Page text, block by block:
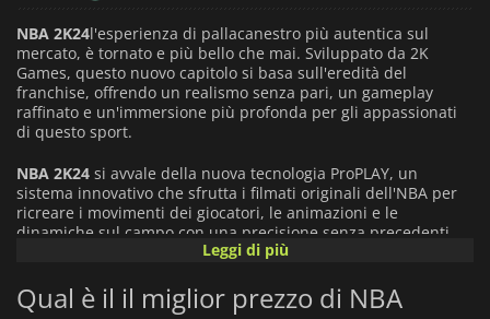
5.00€
NBA 2K24l'esperienza di pallacanestro più autentica sul
mercato, è tornato e più bello che mai. Sviluppato da 2K
Games, questo nuovo capitolo si basa sull'eredità del
franchise, offrendo un realismo senza pari, un gameplay
raffinato e un'immersione più profonda per gli appassionati
di questo sport.
NBA 2K24 si avvale della nuova tecnologia ProPLAY, un
sistema innovativo che sfrutta i filmati originali dell'NBA per
ricreare i movimenti dei giocatori, le animazioni e le
dinamiche sul campo con una precisione senza precedenti.
Ogni crossover, schiacciata e giocata difensiva è autentica e
schermo.
Leggi di più
Qual è il il miglior prezzo di NBA